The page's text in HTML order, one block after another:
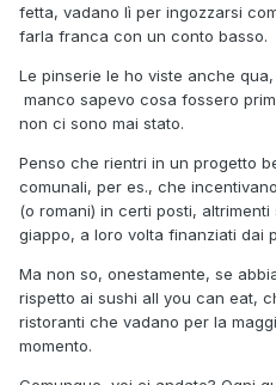
fetta, vadano lì per ingozzarsi
farla franca con un conto basso.
Le pinserie le ho viste anche
manco sapevo cosa fossero
non ci sono mai stato.
Penso che rientri in un progetto
comunali, per es., che
(o romani) in certi posti,
giappo, a loro volta finanziati dai
Ma non so, onestamente, se
rispetto ai sushi all you can eat,
ristoranti che vadano per la
momento.